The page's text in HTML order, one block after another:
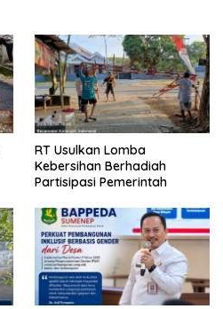
RT Usulkan Lomba
Kebersihan Berhadiah
Partisipasi Pemerintah